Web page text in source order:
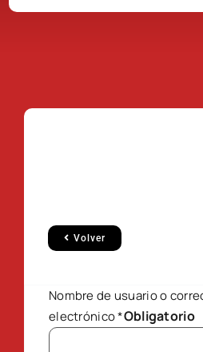
Volver
Nombre de usuario o
electrónico*Obligatorio